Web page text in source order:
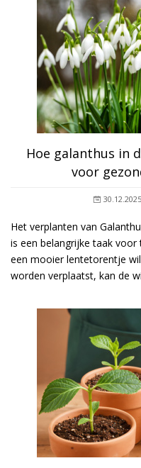
Hoe galanthus in
voor
30.12.2025
Het verplanten van
is een belangrijke taak
een mooier lentetorentje
worden verplaatst, kan de